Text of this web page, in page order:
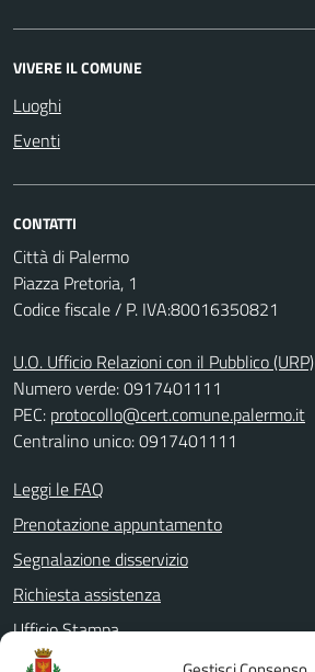
VIVERE IL COMUNE
Luoghi
Eventi
CONTATTI
Città di Palermo
Piazza Pretoria, 1
Codice fiscale / P. IVA:80016350821
U.O. Ufficio Relazioni con il Pubblico (URP)
Numero verde: 0917401111
PEC: protocollo@cert.comune.palermo.it
Centralino unico: 0917401111
Leggi le FAQ
Prenotazione appuntamento
Segnalazione disservizio
Richiesta assistenza
Ufficio Stampa
Amministrazione Trasparente